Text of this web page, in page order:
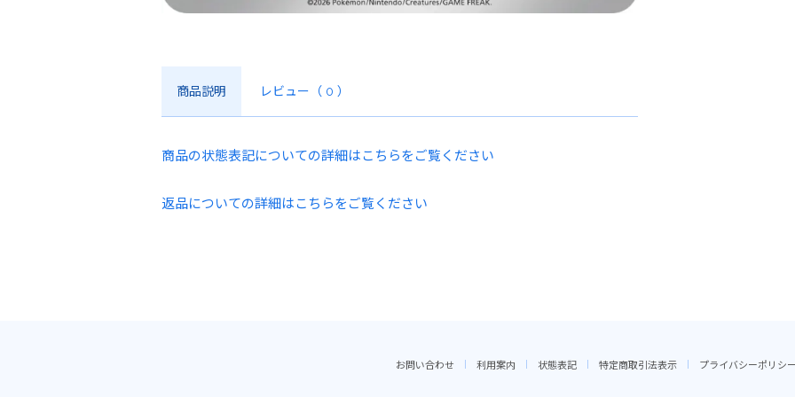
商品説明 レビュー （ 0 ）
商品の状態表記についての詳細はこちらをご覧ください
返品についての詳細はこちらをご覧ください
お問い合わせ 利用案内 状態表記 特定商取引法表示 プライバシーポリシ